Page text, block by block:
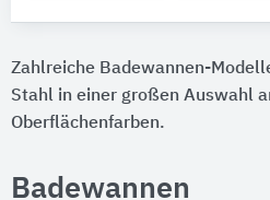
Zahlreiche Badewannen-
Stahl in einer großen Auswahl
Oberflächenfarben.
Badewannen